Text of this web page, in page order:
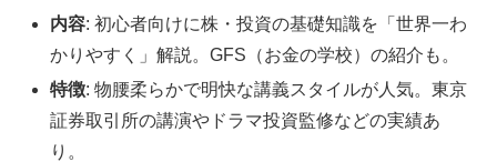
内容: 初心者向けに株・投資の基礎知識を「世界一わ
かりやすく」解説。GFS（お金の学校）の紹介も。
特徴: 物腰柔らかで明快な講義スタイルが人気。東京
証券取引所の講演やドラマ投資監修などの実績あ
り。